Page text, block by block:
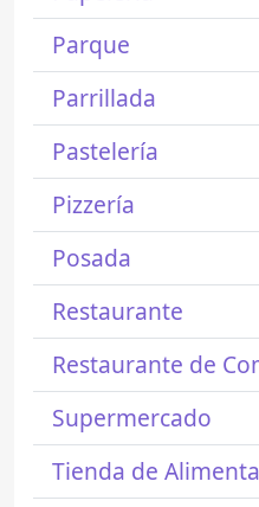
Parque
Parrillada
Pastelería
Pizzería
Posada
Restaurante
Restaurante de
Supermercado
Tienda de